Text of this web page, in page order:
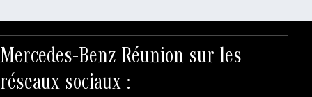
Mercedes-Benz Réunion sur les
réseaux sociaux :